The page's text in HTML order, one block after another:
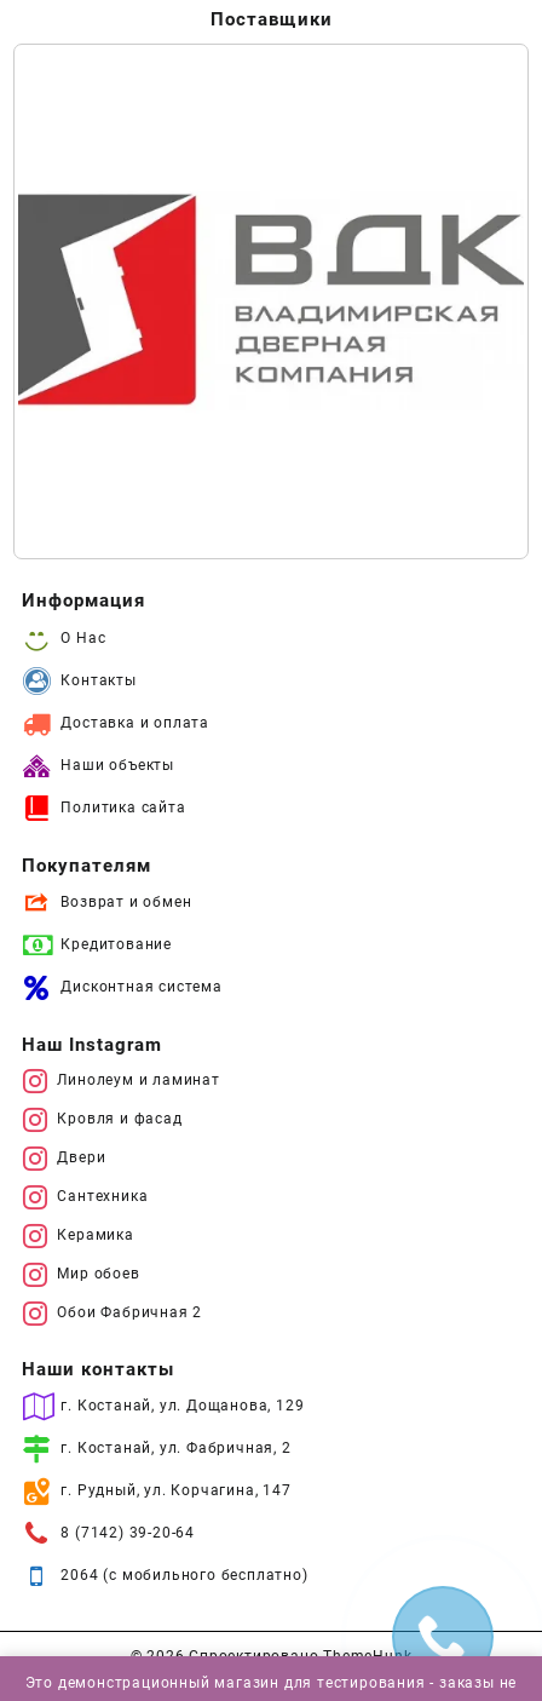
Поставщики
Информация
О Нас
Контакты
Доставка и оплата
Наши объекты
Политика сайта
Покупателям
Возврат и обмен
Кредитование
Дисконтная система
Наш Instagram
Линолеум и ламинат
Кровля и фасад
Двери
Сантехника
Керамика
Мир обоев
Обои Фабричная 2
Наши контакты
г. Костанай, ул. Дощанова, 129
г. Костанай, ул. Фабричная, 2
г. Рудный, ул. Корчагина, 147
8 (7142) 39-20-64
2064 (с мобильного бесплатно)
© 2026Спроектировано ThemeHunk
Это демонстрационный магазин для тестирования - заказы не